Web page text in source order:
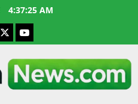
4:37:26 AM
X YouTube